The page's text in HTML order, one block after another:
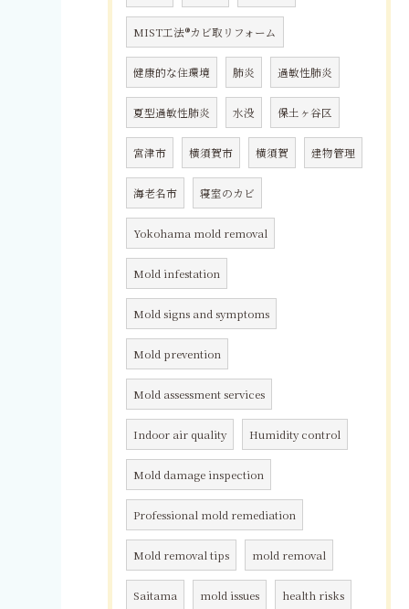
MIST工法®カビ取リフォーム
健康的な住環境 肺炎 過敏性肺炎
夏型過敏性肺炎 水没 保土ヶ谷区
宮津市 横須賀市 横須賀 建物管理
海老名市 寝室のカビ
Yokohama mold removal
Mold infestation
Mold signs and symptoms
Mold prevention
Mold assessment services
Indoor air quality Humidity control
Mold damage inspection
Professional mold remediation
Mold removal tips mold removal
Saitama mold issues health risks